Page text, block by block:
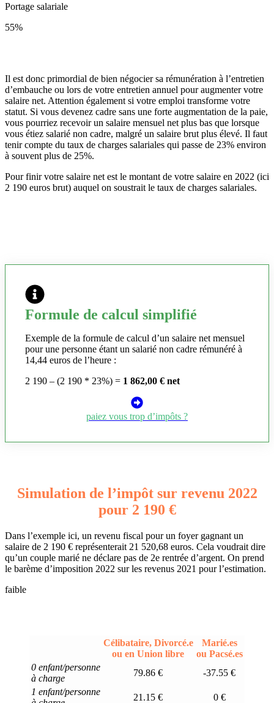
Portage salariale
55%
Il est donc primordial de bien négocier sa rémunération à l’entretien
d’embauche ou lors de votre entretien annuel pour augmenter votre
salaire net. Attention également si votre emploi transforme votre
statut. Si vous devenez cadre sans une forte augmentation de la paie,
vous pourriez recevoir un salaire mensuel net plus bas que lorsque
vous étiez salarié non cadre, malgré un salaire brut plus élevé. Il faut
tenir compte du taux de charges salariales qui passe de 23% environ
à souvent plus de 25%.
Pour finir votre salaire net est le montant de votre salaire en 2022 (ici
2 190 euros brut) auquel on soustrait le taux de charges salariales.
Formule de calcul simplifié
Exemple de la formule de calcul d’un salaire net mensuel
pour une personne étant un salarié non cadre rémunéré à
14,44 euros de l’heure :
2 190 – (2 190 * 23%) = 1 862,00 € net
paiez vous trop d’impôts ?
Simulation de l’impôt sur revenu 2022
pour 2 190 €
Dans l’exemple ici, un revenu fiscal pour un foyer gagnant un
salaire de 2 190 € représenterait 21 520,68 euros. Cela voudrait dire
qu’un couple marié ne déclare pas de 2e rentrée d’argent. On prend
le barème d’imposition 2022 sur les revenus 2021 pour l’estimation.
faible
Célibataire, Divorcé.e
ou en Union libre
Marié.es
ou Pacsé.es
0 enfant/personne
à charge
79.86 €
-37.55 €
1 enfant/personne
21.15 €
0 €